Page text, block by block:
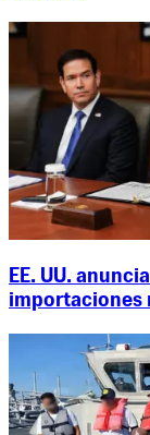
EE. UU.
importaciones